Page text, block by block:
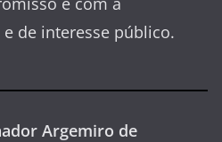
de interesse público.
Argemiro de